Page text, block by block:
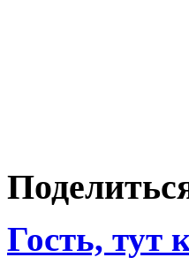
Гость, тут